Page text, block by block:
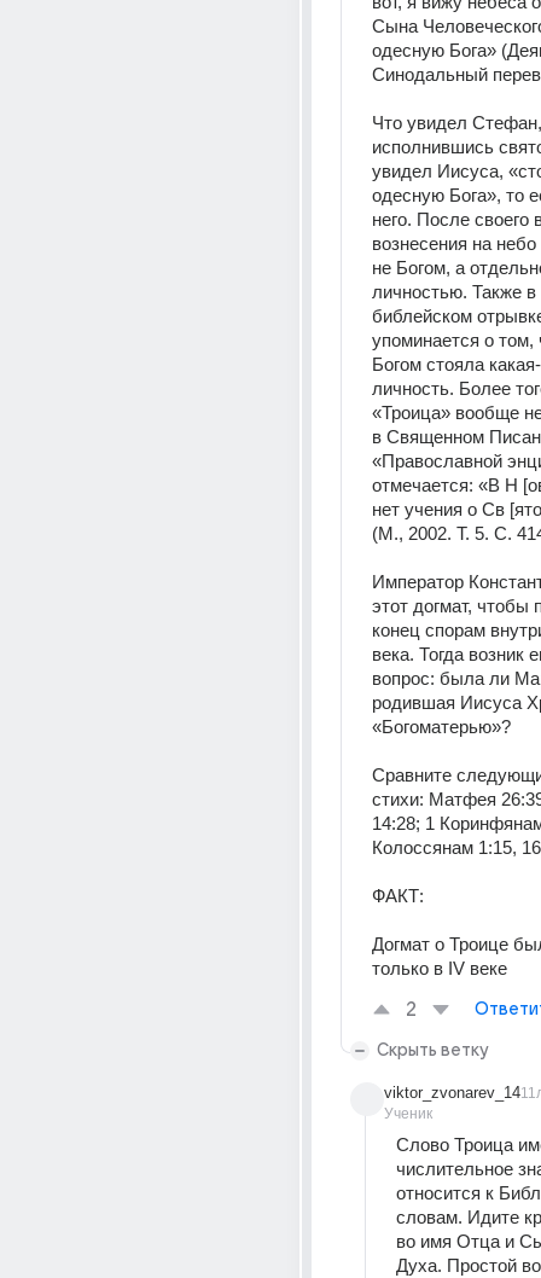
Сына
одесную Бога»
Синодальный
Что увидел Стефан,
исполнившись
увидел Иисуса,
одесную Бога», то
него. После своего
вознесения на
не Богом, а
личностью. Также в
библейском
упоминается о том,
Богом стояла
личность. Более
«Троица» вообще
в Священном
«Православной
отмечается: «В Н
нет учения о Св
(М., 2002. Т. 5. С.
Император
этот догмат, чтобы
конец спорам
века. Тогда возник
вопрос: была ли
родившая Иисуса
«Богоматерью»?
Сравните
стихи: Матфея
14:28; 1
Колоссянам 1:15, 16
ФАКТ:
Догмат о Троице
только в IV веке
2
Скрыть ветку
viktor_zvonarev_14
Ученик
Слово Троица
числительное
относится к
словам. Идите
во имя Отца и
Духа. Простой